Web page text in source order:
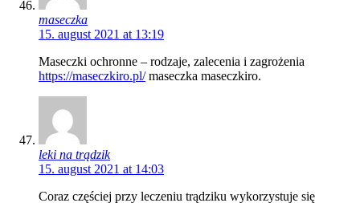
maseczka
15. august 2021 at 13:19
Maseczki ochronne – rodzaje, zalecenia i zagrożenia
https://maseczkiro.pl/maseczka maseczkiro.
leki na trądzik
15. august 2021 at 14:03
Coraz częściej przy leczeniu trądziku wykorzystuje się